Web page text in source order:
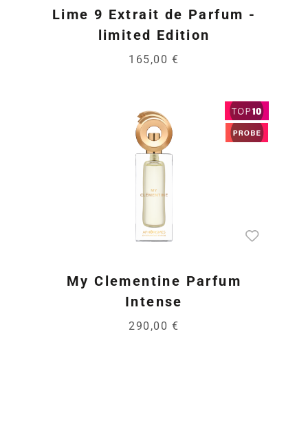
Lime 9 Extrait de Parfum -
limited Edition
165,00 €
My Clementine Parfum
Intense
290,00 €